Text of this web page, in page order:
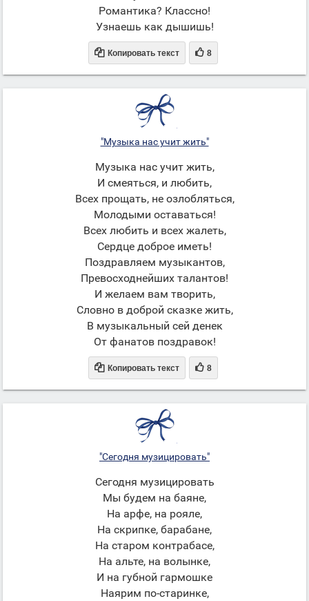
Романтика? Классно!
Узнаешь как дышишь!
 Копировать текст  8
"Музыка нас учит жить"
Музыка нас учит жить,
И смеяться, и любить,
Всех прощать, не озлобляться,
Молодыми оставаться!
Всех любить и всех жалеть,
Сердце доброе иметь!
Поздравляем музыкантов,
Превосходнейших талантов!
И желаем вам творить,
Словно в доброй сказке жить,
В музыкальный сей денек
От фанатов поздравок!
 Копировать текст  8
"Сегодня музицировать"
Сегодня музицировать
Мы будем на баяне,
На арфе, на рояле,
На скрипке, барабане,
На старом контрабасе,
На альте, на волынке,
И на губной гармошке
Наярим по-старинке,